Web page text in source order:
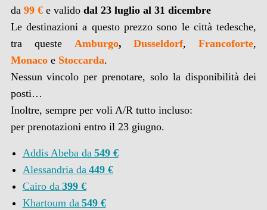
da 99 €e valido dal 23 luglio al 31 dicembre
Le destinazioni a questo prezzo sono le città tedesche,
tra queste Amburgo,Dusseldorf, Francoforte,
Monaco e Stoccarda.
Nessun vincolo per prenotare, solo la disponibilità dei
posti…
Inoltre, sempre per voli A/R tutto incluso:
per prenotazioni entro il 23 giugno.
Addis Abeba da 549 €
Alessandria da 449 €
Cairo da 399 €
Khartoum da 549 €